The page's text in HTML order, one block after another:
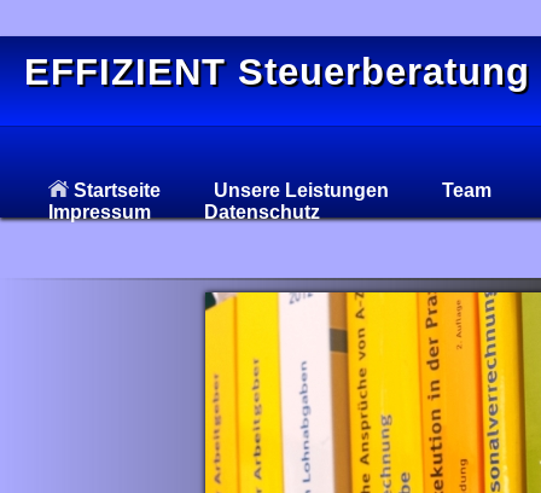
EFFIZIENT Steuerberatung
Startseite Unsere Leistungen
Team
Impressum
Datenschutz